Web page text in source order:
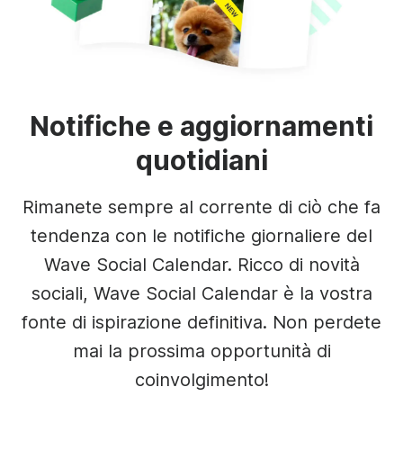
Notifiche e aggiornamenti
quotidiani
Rimanete sempre al corrente di ciò che fa
tendenza con le notifiche giornaliere del
Wave Social Calendar. Ricco di novità
sociali, Wave Social Calendar è la vostra
fonte di ispirazione definitiva. Non perdete
mai la prossima opportunità di
coinvolgimento!